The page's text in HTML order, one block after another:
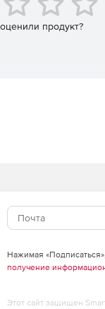
открытые
в процессе
продукт?
Нажимая
получение
Этот сайт защищен